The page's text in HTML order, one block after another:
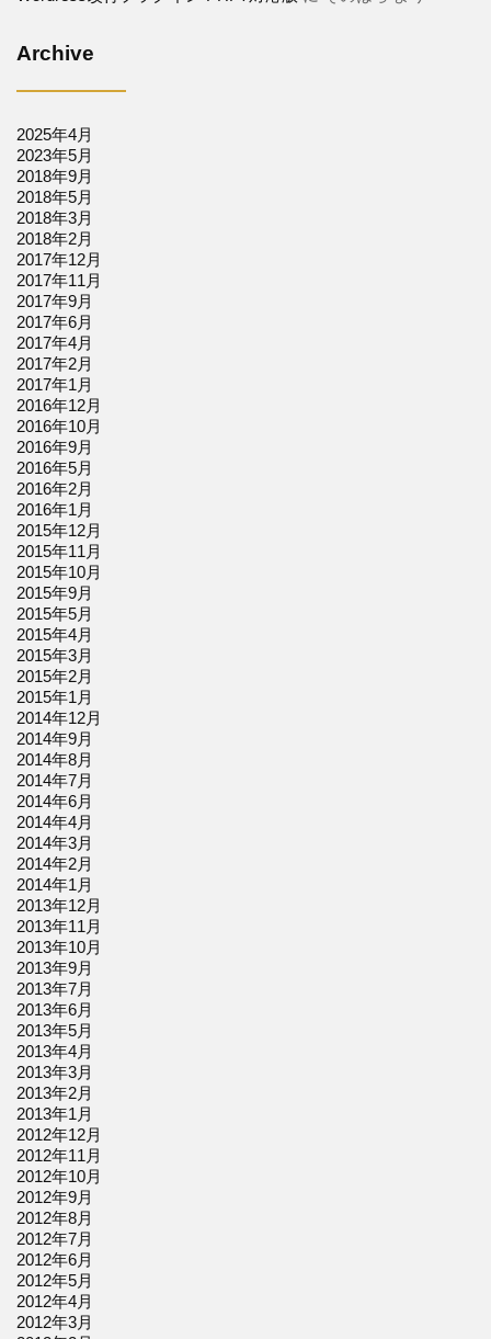
Archive
2025年4月
2023年5月
2018年9月
2018年5月
2018年3月
2018年2月
2017年12月
2017年11月
2017年9月
2017年6月
2017年4月
2017年2月
2017年1月
2016年12月
2016年10月
2016年9月
2016年5月
2016年2月
2016年1月
2015年12月
2015年11月
2015年10月
2015年9月
2015年5月
2015年4月
2015年3月
2015年2月
2015年1月
2014年12月
2014年9月
2014年8月
2014年7月
2014年6月
2014年4月
2014年3月
2014年2月
2014年1月
2013年12月
2013年11月
2013年10月
2013年9月
2013年7月
2013年6月
2013年5月
2013年4月
2013年3月
2013年2月
2013年1月
2012年12月
2012年11月
2012年10月
2012年9月
2012年8月
2012年7月
2012年6月
2012年5月
2012年4月
2012年3月